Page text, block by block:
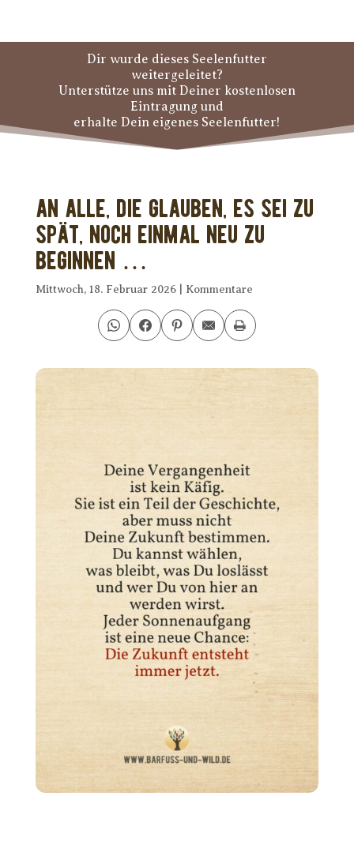
Dir wurde dieses Seelenfutter
weitergeleitet?
Unterstütze uns mit Deiner kostenlosen
Eintragung und
erhalte Dein eigenes Seelenfutter!
An alle, die glauben, es sei zu
spät, noch einmal neu zu
beginnen …
Mittwoch, 18. Februar 2026| Kommentare